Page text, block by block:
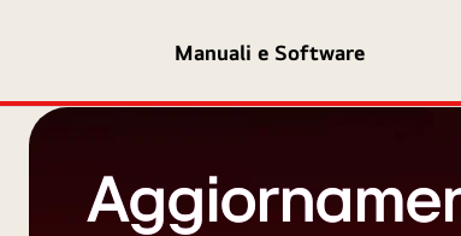
Manuali e Software